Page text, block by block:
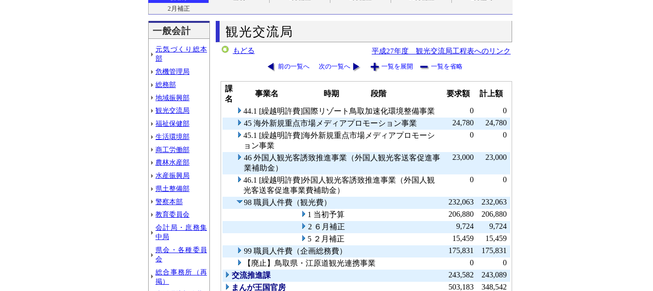
2月補正
一般会計
元気づくり総本
部
危機管理局
総務部
地域振興部
観光交流局
福祉保健部
生活環境部
商工労働部
農林水産部
水産振興局
県土整備部
警察本部
教育委員会
会計局・庶務集
中局
県会・各種委員
会
総合事務所（再
掲）
観光交流局
もどる 平成27年度 観光交流局工程表へのリンク
前の一覧へ 次の一覧へ 一覧を展開 一覧を省略
課
名
事業名 時期 段階 要求額 計上額
44.1 [繰越明許費]国際リゾート鳥取加速化環境整備事業 0
0
45 海外新規重点市場メディアプロモーション事業
24,780
24,780
45.1 [繰越明許費]海外新規重点市場メディアプロモーシ
ョン事業
0 0
46 外国人観光客誘致推進事業（外国人観光客送客促進事
業補助金）
23,000 23,000
46.1 [繰越明許費]外国人観光客誘致推進事業（外国人観
光客送客促進事業費補助金）
0 0
98 職員人件費（観光費） 232,063
232,063
1 当初予算
206,880
206,880
2 ６月補正
9,724
9,724
5 ２月補正
15,459
15,459
99 職員人件費（企画総務費）
175,831
175,831
【廃止】鳥取県・江原道観光連携事業
0
0
交流推進課
243,582
243,089
まんが王国官房
503,183 348,542